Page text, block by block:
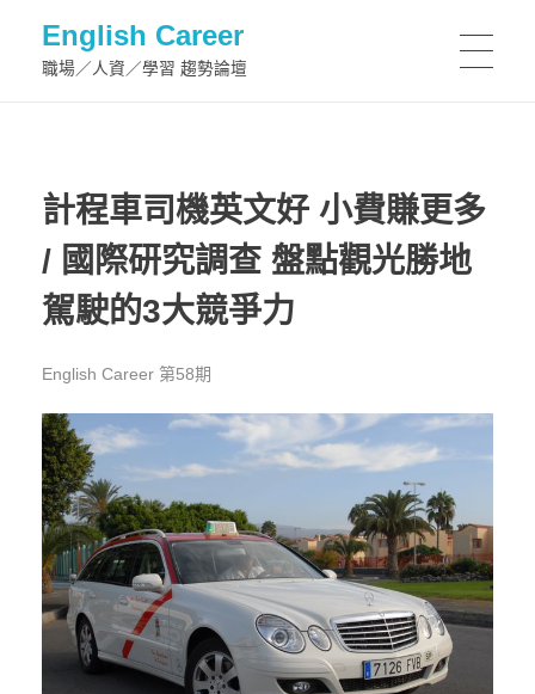
English Career
職場／人資／學習 趨勢論壇
計程車司機英文好 小費賺更多
/ 國際研究調查 盤點觀光勝地
駕駛的3大競爭力
English Career 第58期